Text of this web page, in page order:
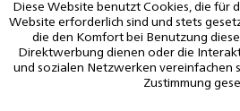
Diese Website benutzt Cookies, die für
Website erforderlich sind und stets
die den Komfort bei Benutzung
Direktwerbung dienen oder die
und sozialen Netzwerken vereinfachen
Zustimmung